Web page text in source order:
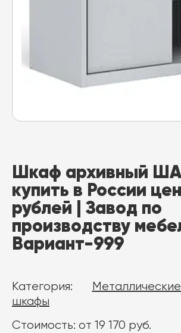
Шкаф архивный
купить в России
рублей | Завод по
производству
Вариант-999
Категория:
шкафы
Стоимость: от 19 170 руб.